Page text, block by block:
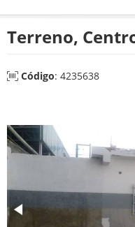
Terreno,
Código: 4235638